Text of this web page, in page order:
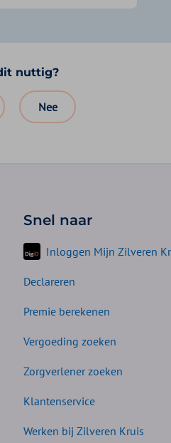
nuttig?
Nee
Snel naar
Inloggen Mijn Zilveren
Declareren
Premie berekenen
Vergoeding zoeken
Zorgverlener zoeken
Klantenservice
Werken bij Zilveren Kruis